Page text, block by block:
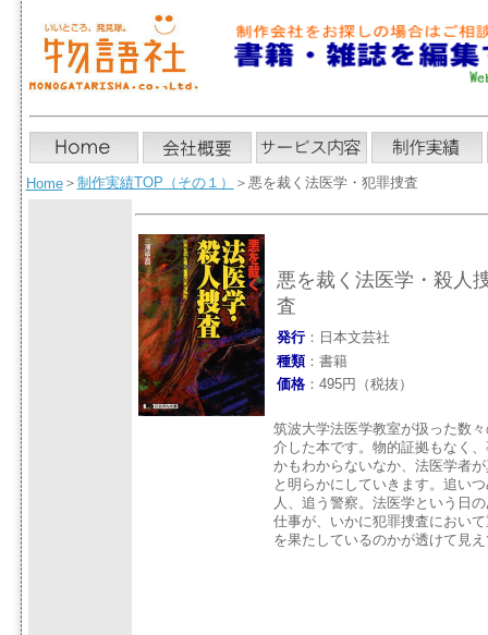
Home＞ 制作実績TOP（その１） ＞悪を裁く法医学・犯罪捜査
悪を裁く法医学・殺人
査
発行：日本文芸社
種類：書籍
価格：495円（税抜）
筑波大学法医学教室が扱った数
介した本です。物的証拠もなく
かもわからないなか、法医学者
と明らかにしていきます。追い
人、追う警察。法医学という日
仕事が、いかに犯罪捜査におい
を果たしているのかが透けて見